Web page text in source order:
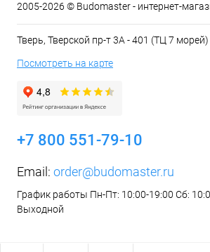
2005-2026 © Budomaster - интернет-
Тверь, Тверской пр-т 3А - 401 (ТЦ 7 морей)
Посмотреть на карте
+7 800 551-79-10
Email: order@budomaster.ru
График работы Пн-Пт: 10:00-19:00 Сб:
Выходной